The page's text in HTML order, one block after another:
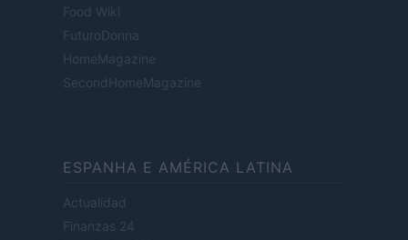
Food Wiki
FuturoDonna
HomeMagazine
SecondHomeMagazine
ESPANHA E AMÉRICA LATINA
Actualidad
Finanzas 24